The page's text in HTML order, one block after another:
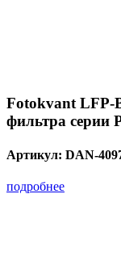
Fotokvant LFP-
фильтра серии
Артикул: DAN-
подробнее